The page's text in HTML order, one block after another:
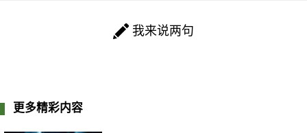
我来说两句
更多精彩内容